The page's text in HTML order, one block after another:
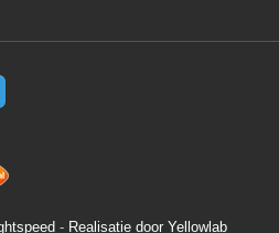
- Realisatie door Yellowlab